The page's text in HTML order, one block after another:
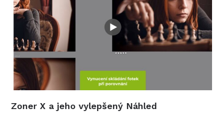
Zoner X a jeho vylepšený Náhled